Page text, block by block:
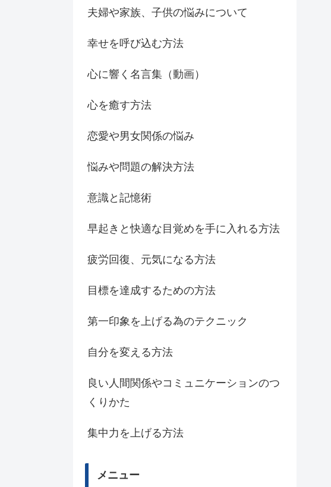
夫婦や家族、子供の悩みについて
幸せを呼び込む方法
心に響く名言集（動画）
心を癒す方法
恋愛や男女関係の悩み
悩みや問題の解決方法
意識と記憶術
早起きと快適な目覚めを手に入れる方法
疲労回復、元気になる方法
目標を達成するための方法
第一印象を上げる為のテクニック
自分を変える方法
良い人間関係やコミュニケーションのつ
くりかた
集中力を上げる方法
メニュー